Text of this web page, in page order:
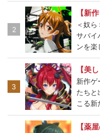
2
【新
＜奴
サバイ
ンを楽
3
【美
新作ゲ
たちと
こる新
【薬